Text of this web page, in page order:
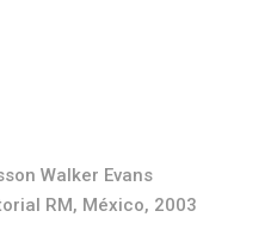
Walker Evans
RM, México, 2003